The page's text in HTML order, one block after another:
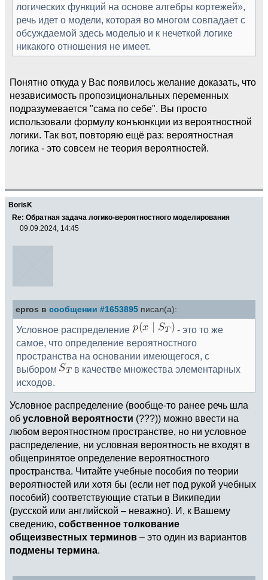
логических функций на основе алгебры кортежей»,
речь идет о модели, которая во многом совпадает с
обсуждаемой здесь моделью и к нечеткой логике
никакого отношения не имеет.
Понятно откуда у Вас появилось желание доказать, что
независимость пропозициональных переменных
подразумевается "сама по себе". Вы просто
использовали формулу конъюнкции из вероятностной
логики. Так вот, повторяю ещё раз: вероятностная
логика - это совсем не теория вероятностей.
BorisK
Re: Обратная задача логико-вероятностного моделирования
09.09.2024, 14:45
epros в сообщении #1653895 писал(а):
Условное распределение
- это то же
самое, что определение вероятностного
пространства на основании имеющегося, с
выбором
в качестве множества элементарных
исходов.
Условное распределение (вообще-то ранее речь шла
об условной вероятности (???)) можно ввести на
любом вероятностном пространстве, но ни условное
распределение, ни условная вероятность не входят в
общепринятое определение вероятностного
пространства. Читайте учебные пособия по теории
вероятностей или хотя бы (если нет под рукой учебных
пособий) соответствующие статьи в Википедии
(русской или английской – неважно). И, к Вашему
сведению, собственное толкование
общеизвестных терминов – это один из вариантов
подмены термина.